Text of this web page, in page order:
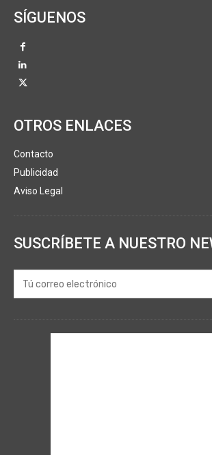
SÍGUENOS
OTROS ENLACES
Contacto
Publicidad
Aviso Legal
SUSCRÍBETE A NUESTRO